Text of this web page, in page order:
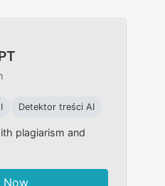
Detektor treści AI
plagiarism and
Now